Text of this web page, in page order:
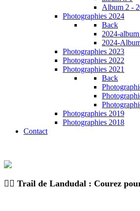
Album 2 -
Photographies 2024
Back
2024-album
2024-
Photographies 2023
Photographies 2022
Photographies 2021
Back
Photographies 2019
Photographies 2018
Contact
🏃‍♂️ Trail de Landudal : Courez